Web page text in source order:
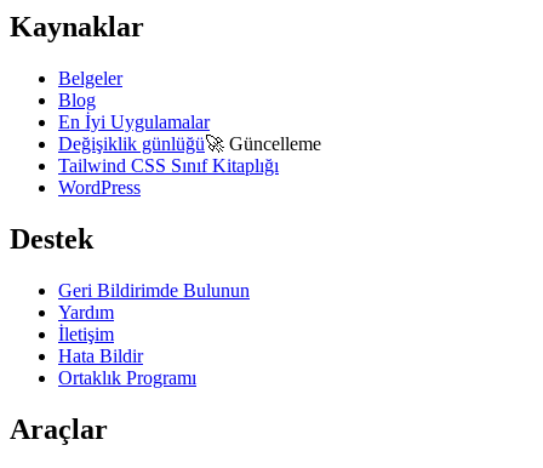
Kaynaklar
Belgeler
Blog
En İyi Uygulamalar
Değişiklik günlüğü🚀 Güncelleme
Tailwind CSS Sınıf Kitaplığı
WordPress
Destek
Geri Bildirimde Bulunun
Yardım
İletişim
Hata Bildir
Ortaklık Programı
Araçlar